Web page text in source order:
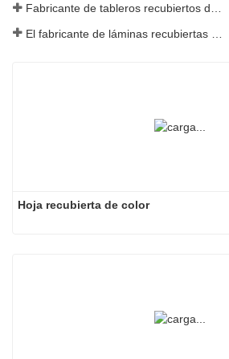
Fabricante de tableros recubiertos de color: Tablero recubierto de color Snowflake para adornos correctamente sacado de la línea de fabricación
Hoja recubierta de color